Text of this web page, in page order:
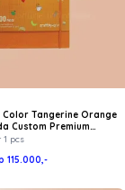
Color Tangerine Orange
Custom Premium
pcs
115.000,-